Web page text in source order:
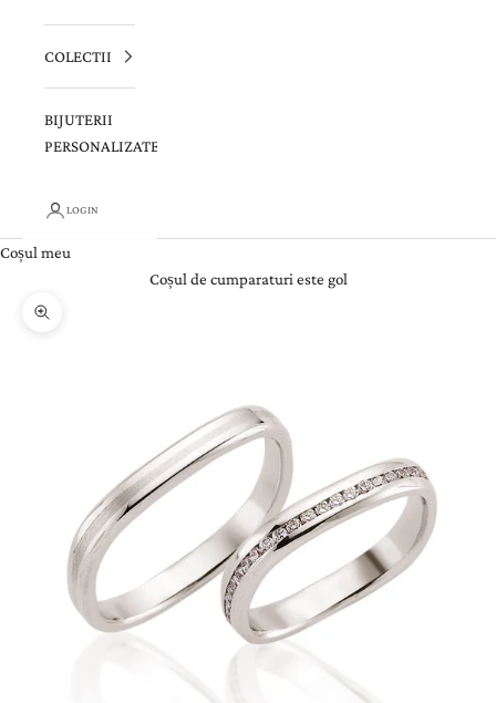
COLECTII
BIJUTERII
PERSONALIZATE
LOGIN
Coșul meu
Coșul de cumparaturi este gol
Zoom